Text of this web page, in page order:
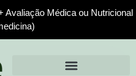
Avaliação Médica ou Nutricional